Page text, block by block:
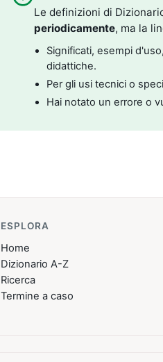
Le definizioni di
periodicamente, ma la
Significati, esempi
didattiche.
Per gli usi tecnici o
Hai notato un errore o
ESPLORA
Home
Dizionario A-Z
Ricerca
Termine a caso